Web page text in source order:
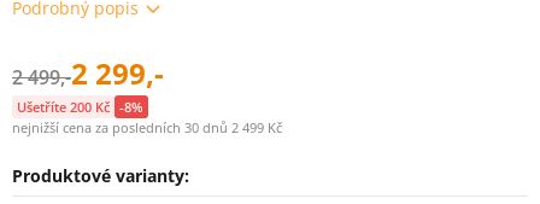
Podrobný popis
2 499,-2 299,-
Ušetříte 200 Kč -8%
nejnižší cena za posledních 30 dnů 2 499 Kč
Produktové varianty: